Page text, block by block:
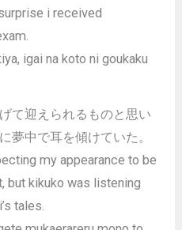
i received
igai na koto ni goukaku
て迎えられるものと思い
夢中で耳を傾けていた。
my appearance to be
but kikuko was listening
tales.